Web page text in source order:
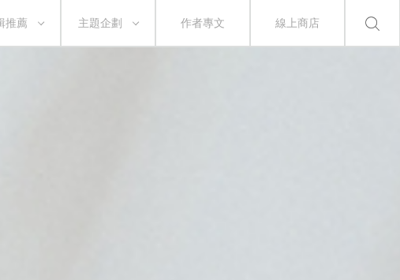
推薦 主題企劃 作者專文 線上商店